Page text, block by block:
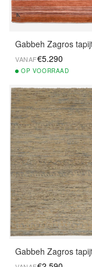
Gabbeh Zagros
VANAF€5.290
OP VOORRAAD
Gabbeh Zagros